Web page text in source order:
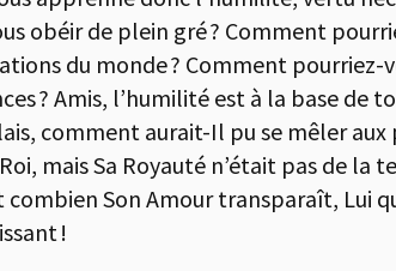
obéir de plein gré ? Comment
du monde ? Comment pourriez-
? Amis, l’humilité est à la base
comment aurait-Il pu se mêler
mais Sa Royauté n’était pas de
combien Son Amour transparaît, Lui
!